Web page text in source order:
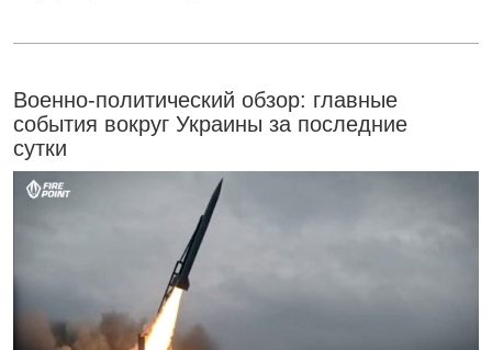
Военно-политический обзор: главные
события вокруг Украины за последние
сутки